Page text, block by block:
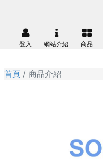
登入 網站介紹 商品
首頁 商品介紹